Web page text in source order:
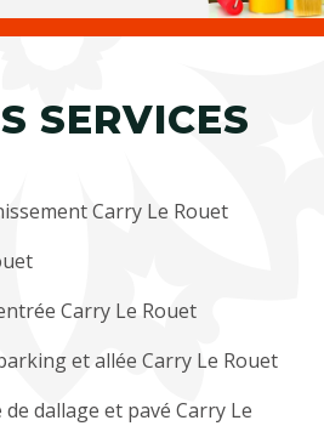
SERVICES
Carry Le Rouet
Carry Le Rouet
et allée Carry Le Rouet
dallage et pavé Carry Le